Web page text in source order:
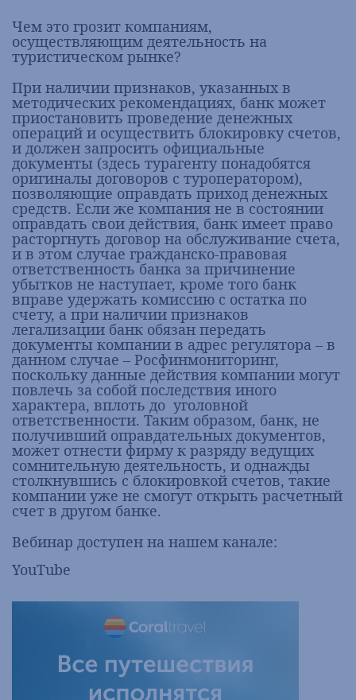
Чем это грозит компаниям,
осуществляющим деятельность на
туристическом рынке?
При наличии признаков, указанных в
методических рекомендациях, банк может
приостановить проведение денежных
операций и осуществить блокировку счетов,
и должен запросить официальные
документы (здесь турагенту понадобятся
оригиналы договоров с туроператором),
позволяющие оправдать приход денежных
средств. Если же компания не в состоянии
оправдать свои действия, банк имеет право
расторгнуть договор на обслуживание счета,
и в этом случае гражданско-правовая
ответственность банка за причинение
убытков не наступает, кроме того банк
вправе удержать комиссию с остатка по
счету, а при наличии признаков
легализации банк обязан передать
документы компании в адрес регулятора – в
данном случае – Росфинмониторинг,
поскольку данные действия компании могут
повлечь за собой последствия иного
характера, вплоть до уголовной
ответственности. Таким образом, банк, не
получивший оправдательных документов,
может отнести фирму к разряду ведущих
сомнительную деятельность, и однажды
столкнувшись с блокировкой счетов, такие
компании уже не смогут открыть расчетный
счет в другом банке.
Вебинар доступен на нашем канале:
YouTube